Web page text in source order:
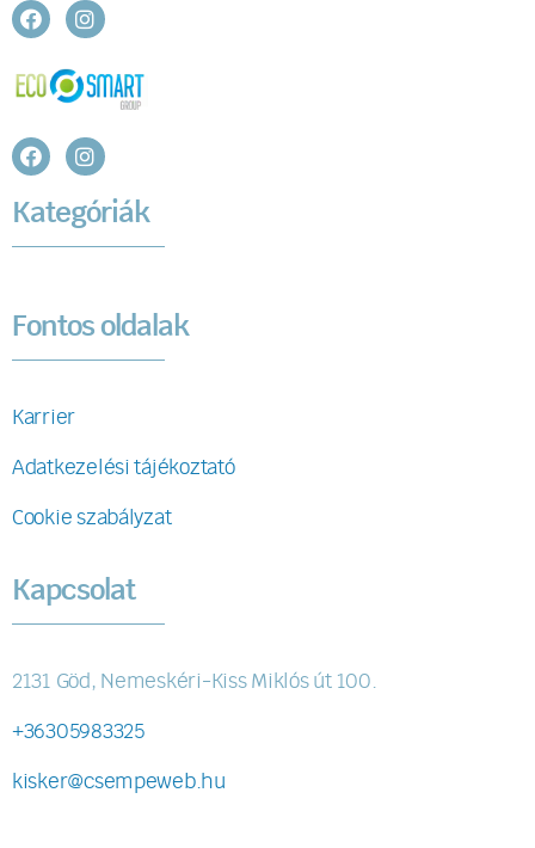
Kategóriák
Fontos oldalak
Karrier
Adatkezelési tájékoztató
Cookie szabályzat
Kapcsolat
2131 Göd, Nemeskéri-Kiss Miklós út 100.
+36305983325
kisker@csempeweb.hu